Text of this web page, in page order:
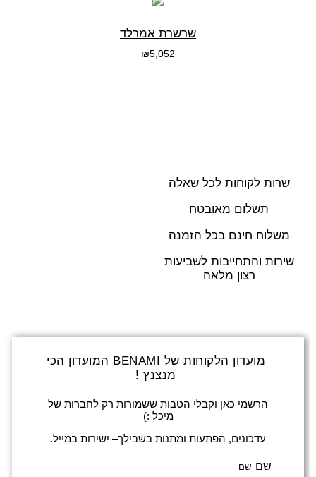
שרשרת אמרלד
₪5,052
שרות לקוחות לכל שאלה
תשלום מאובטח
משלוח חינם בכל הזמנה
שירות והתחייבות לשביעות
רצון מלאה
מועדון הלקוחות של BENAMI המועדון הכי
מנצנץ !
הרשמי כאן וקבלי הטבות ששמורות רק לחברות של
מיכל :)
עדכונים, הפתעות ומתנות בשבילך– ישירות במייל.
שם